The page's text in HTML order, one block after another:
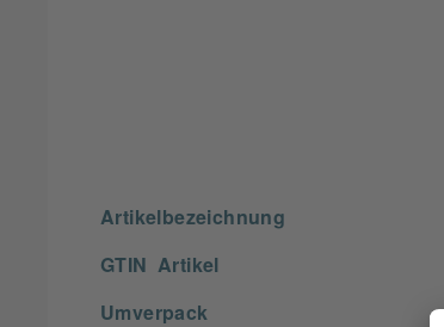
Artikelbezeichnung
GTIN Artikel
Umverpack